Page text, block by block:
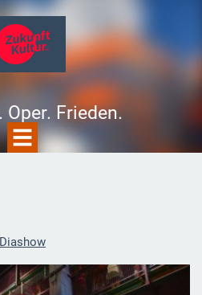
Oper. Frieden.
Diashow